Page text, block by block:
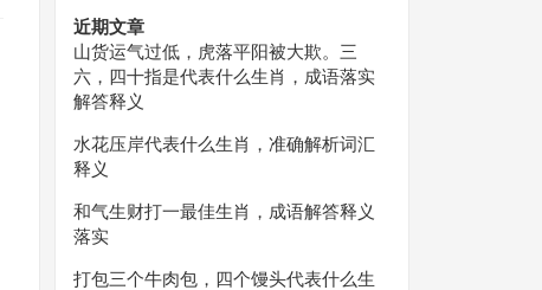
近期文章
山货运气过低，虎落平阳被大欺。三
六，四十指是代表什么生肖，成语落实
解答释义
水花压岸代表什么生肖，准确解析词汇
释义
和气生财打一最佳生肖，成语解答释义
落实
打包三个牛肉包，四个馒头代表什么生